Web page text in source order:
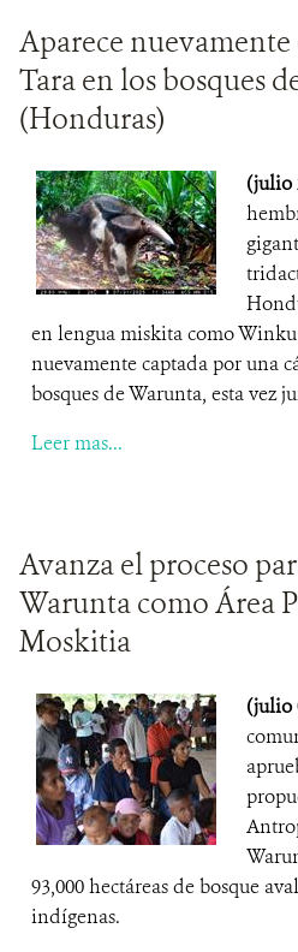
Aparece
Tara en los bosques
(Honduras)
(julio
en lengua miskita como
nuevamente captada por una
bosques de Warunta, esta vez
Leer mas...
Avanza el proceso
Warunta como Área
Moskitia
(julio
93,000 hectáreas de bosque
indígenas.